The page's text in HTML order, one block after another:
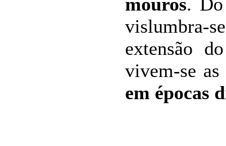
extensão
vivem-se
em épocas